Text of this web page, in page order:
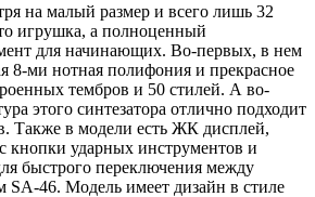
на малый размер и всего лишь 32
игрушка, а полноценный
для начинающих. Во-первых, в нем
8-ми нотная полифония и прекрасное
тембров и 50 стилей. А во-
этого синтезатора отлично подходит
Также в модели есть ЖК дисплей,
кнопки ударных инструментов и
быстрого переключения между
SA-46. Модель имеет дизайн в стиле